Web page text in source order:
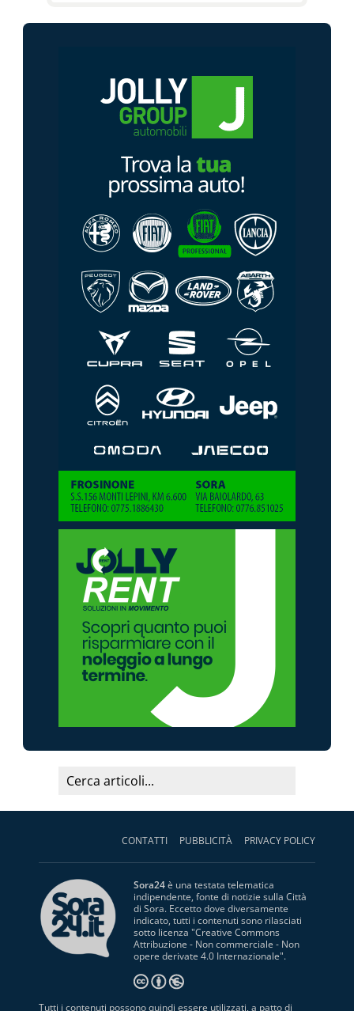
CONTATTI PUBBLICITÀ PRIVACY POLICY
Sora24è una testata telematica
indipendente, fonte di notizie sulla Città
di Sora. Eccetto dove diversamente
indicato, tutti i contenuti sono rilasciati
sotto licenza "Creative Commons
Attribuzione - Non commerciale - Non
opere derivate 4.0 Internazionale".
Tutti i contenuti possono quindi essere utilizzati, a patto di